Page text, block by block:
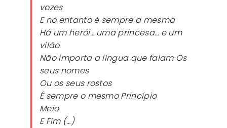
vozes
E no entanto é sempre a mesma
Há um herói… uma princesa… e um
vilão
Não importa a língua que falam Os
seus nomes
Ou os seus rostos
É sempre o mesmo Princípio
Meio
E Fim (…)